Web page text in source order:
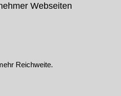
Webseiten
Reichweite.